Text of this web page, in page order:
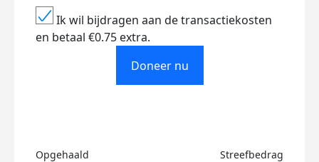
Ik wil bijdragen aan de transactiekosten
en betaal €0.75 extra.
Doneer nu
Opgehaald Streefbedrag